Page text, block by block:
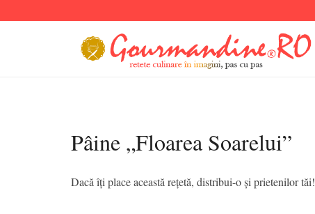
Pâine „Floarea Soarelui”
Dacă îți place această rețetă, distribui-o și prietenilor tăi!